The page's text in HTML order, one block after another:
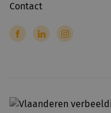
Contact